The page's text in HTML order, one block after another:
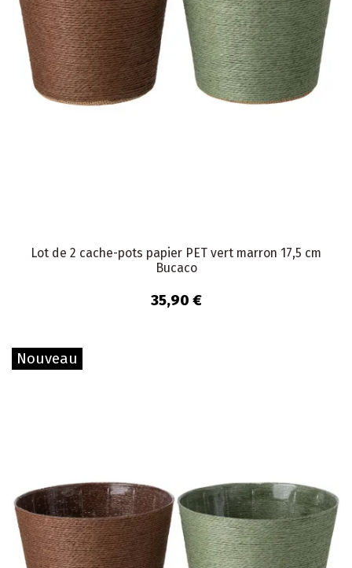
Lot de 2 cache-pots papier PET vert marron 17,5 cm
Bucaco
35,90 €
Nouveau